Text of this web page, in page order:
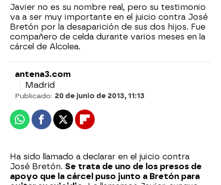
Javier no es su nombre real, pero su testimonio
va a ser muy importante en el juicio contra José
Bretón por la desaparición de sus dos hijos. Fue
compañero de celda durante varios meses en la
cárcel de Alcolea.
antena3.com
Madrid
Publicado: 20 de junio de 2013, 11:13
WhatsappFacebook
X Flipboard
Ha sido llamado a declarar en el juicio contra
José Bretón. Se trata de uno de los presos de
apoyo que la cárcel puso junto a Bretón para